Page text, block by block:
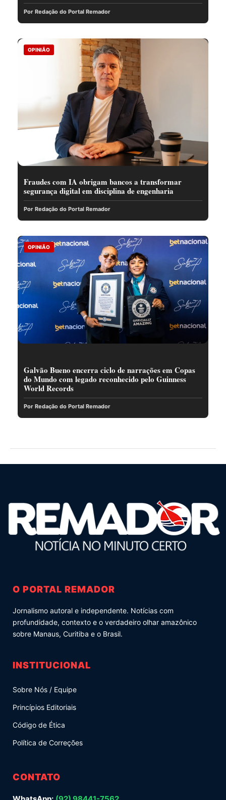
Por Redação do Portal Remador
OPINIÃO
Fraudes com IA obrigam bancos a transformar
segurança digital em disciplina de engenharia
Por Redação do Portal Remador
OPINIÃO
Galvão Bueno encerra ciclo de narrações em Copas
do Mundo com legado reconhecido pelo Guinness
World Records
Por Redação do Portal Remador
O PORTAL REMADOR
Jornalismo autoral e independente. Notícias com
profundidade, contexto e o verdadeiro olhar amazônico
sobre Manaus, Curitiba e o Brasil.
INSTITUCIONAL
Sobre Nós / Equipe
Princípios Editoriais
Código de Ética
Política de Correções
CONTATO